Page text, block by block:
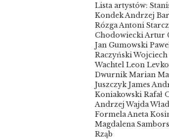
Lista artystów:
Kondek Andrzej
Rózga Antoni
Chodowiecki Artur
Jan Gumowski
Raczyński
Wachtel Leon
Dwurnik Marian
Juszczyk James
Koniakowski
Andrzej Wajda
Formela Aneta
Magdalena
Rząb